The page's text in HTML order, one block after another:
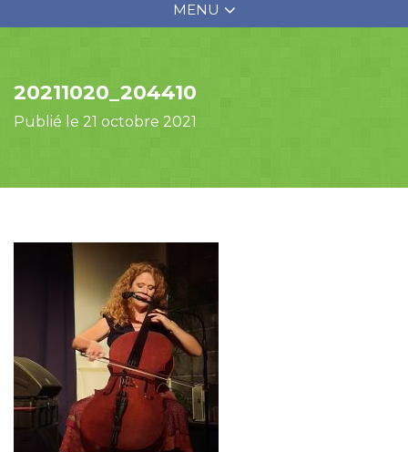
MENU
20211020_204410
Publié le 21 octobre 2021